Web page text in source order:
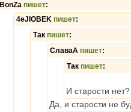
BonZa пишет:
4eJIOBEK пишет:
Так пишет:
СлаваА пишет:
Так пишет:
И старости нет?
Да, и старости не